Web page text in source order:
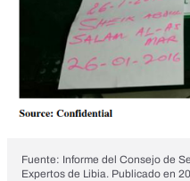
Fuente: Informe del Consejo de
Expertos de Libia. Publicado en